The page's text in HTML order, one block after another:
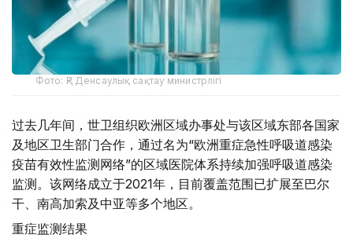
Фото: ҚР Денсаулық сақтау министрлігі
过去几年间，世卫组织欧洲区域办事处与该区域东部各国家
及地区卫生部门合作，通过名为“欧洲重症急性呼吸道感染
疫苗有效性监测网络”的区域医院体系持续加强呼吸道感染
监测。该网络成立于2021年，目前覆盖范围已扩展至巴尔
干、南高加索及中亚等多个地区。
重症监测结果